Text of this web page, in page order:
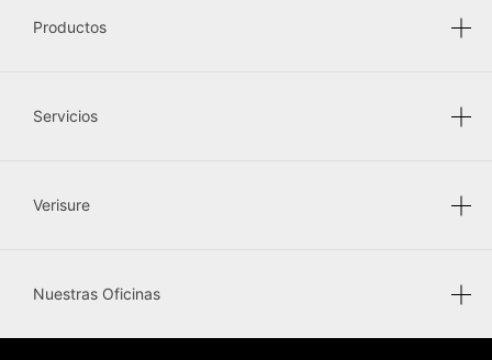
Productos
Servicios
Verisure
Nuestras Oficinas